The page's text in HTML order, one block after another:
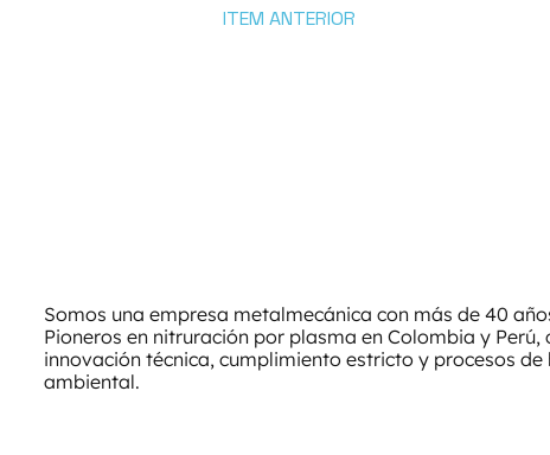
ITEM ANTERIOR
Somos una empresa metalmecánica con más de 40
Pioneros en nitruración por plasma en Colombia y Perú,
innovación técnica, cumplimiento estricto y procesos
ambiental.